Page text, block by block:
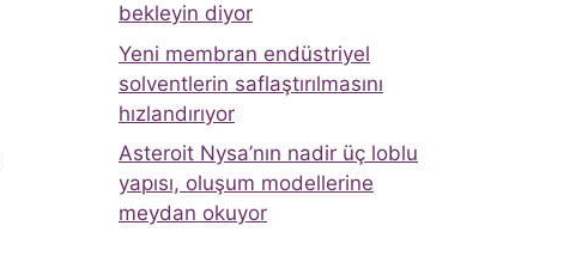
bekleyin diyor
Yeni membran endüstriyel
solventlerin saflaştırılmasını
hızlandırıyor
Asteroit Nysa’nın nadir üç loblu
yapısı, oluşum modellerine
meydan okuyor